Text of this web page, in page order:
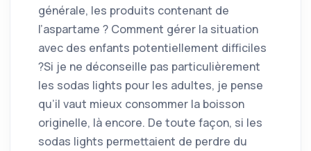
générale, les produits contenant de
l’aspartame ? Comment gérer la situation
avec des enfants potentiellement difficiles
?Si je ne déconseille pas particulièrement
les sodas lights pour les adultes, je pense
qu’il vaut mieux consommer la boisson
originelle, là encore. De toute façon, si les
sodas lights permettaient de perdre du